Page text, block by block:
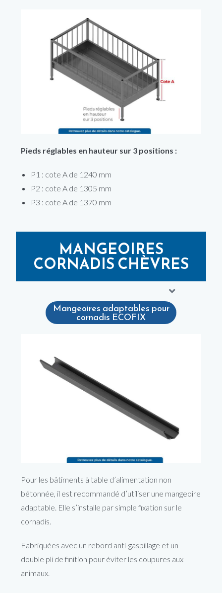
Pieds réglables en hauteur sur 3 positions :
P1 : cote A de 1240 mm
P2 : cote A de 1305 mm
P3 : cote A de 1370 mm
MANGEOIRES
CORNADIS CHÈVRES
Mangeoires adaptables pour
cornadis ECOFIX
Pour les bâtiments à table d’alimentation non
bétonnée, il est recommandé d’utiliser une mangeoire
adaptable. Elle s’installe par simple fixation sur le
cornadis.
Fabriquées avec un rebord anti-gaspillage et un
double pli de finition pour éviter les coupures aux
animaux.